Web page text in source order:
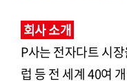
회사 소개
P사는 전자다트 시
럽 등 전 세계 40여